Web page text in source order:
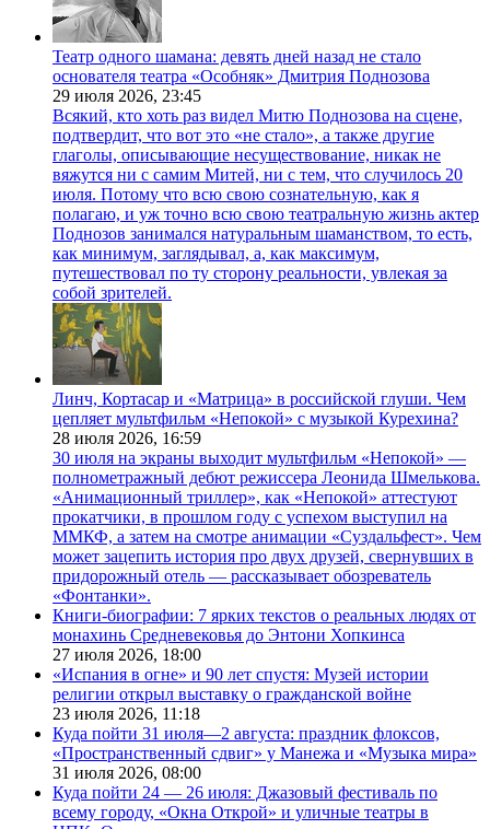
Театр одного шамана: девять дней назад не стало
основателя театра «Особняк» Дмитрия Поднозова
29 июля 2026, 23:45
Всякий, кто хоть раз видел Митю Поднозова на сцене,
подтвердит, что вот это «не стало», а также другие
глаголы, описывающие несуществование, никак не
вяжутся ни с самим Митей, ни с тем, что случилось 20
июля. Потому что всю свою сознательную, как я
полагаю, и уж точно всю свою театральную жизнь актер
Поднозов занимался натуральным шаманством, то есть,
как минимум, заглядывал, а, как максимум,
путешествовал по ту сторону реальности, увлекая за
собой зрителей.
Линч, Кортасар и «Матрица» в российской глуши. Чем
цепляет мультфильм «Непокой» с музыкой Курехина?
28 июля 2026, 16:59
30 июля на экраны выходит мультфильм «Непокой» —
полнометражный дебют режиссера Леонида Шмелькова.
«Анимационный триллер», как «Непокой» аттестуют
прокатчики, в прошлом году с успехом выступил на
ММКФ, а затем на смотре анимации «Суздальфест». Чем
может зацепить история про двух друзей, свернувших в
придорожный отель — рассказывает обозреватель
«Фонтанки».
Книги-биографии: 7 ярких текстов о реальных людях от
монахинь Средневековья до Энтони Хопкинса
27 июля 2026, 18:00
«Испания в огне» и 90 лет спустя: Музей истории
религии открыл выставку о гражданской войне
23 июля 2026, 11:18
Куда пойти 31 июля—2 августа: праздник флоксов,
«Пространственный сдвиг» у Манежа и «Музыка мира»
31 июля 2026, 08:00
Куда пойти 24 — 26 июля: Джазовый фестиваль по
всему городу, «Окна Открой» и уличные театры в